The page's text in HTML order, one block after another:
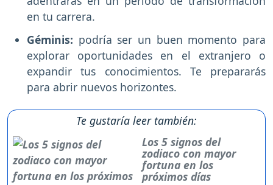
en tu carrera.
Géminis: podría ser un buen momento para
explorar oportunidades en el extranjero o
expandir tus conocimientos. Te prepararás
para abrir nuevos horizontes.
Te gustaría leer también:
Los 5 signos del
zodiaco con mayor
fortuna en los
próximos días